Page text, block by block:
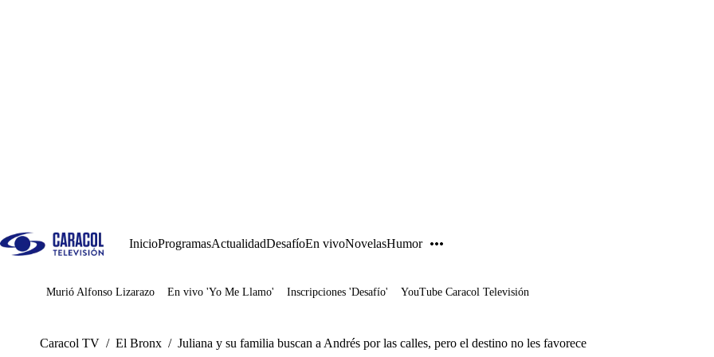
InicioProgramasActualidadDesafíoEn vivoNovelasHumor
Juegos
Murió Alfonso Lizarazo En vivo 'Yo Me Llamo' Inscripciones 'Desafío' YouTube Caracol Televisión
Caracol TV / El Bronx / Juliana y su familia buscan a Andrés por las calles, pero el destino no les favorece